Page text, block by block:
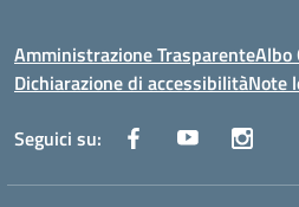
Amministrazione TrasparenteAlbo
Dichiarazione di accessibilitàNote
Seguici su: